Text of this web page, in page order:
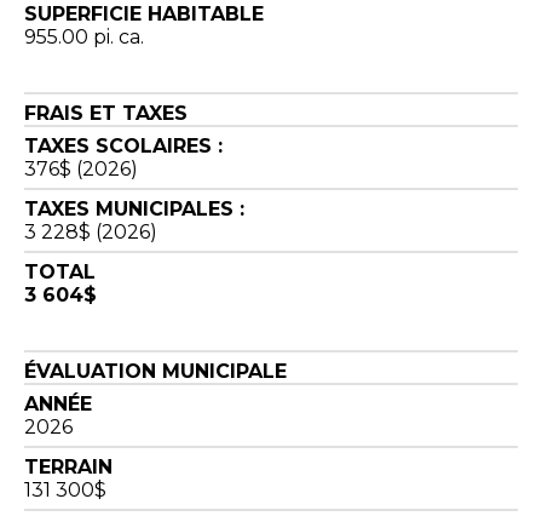
SUPERFICIE HABITABLE
955.00 pi. ca.
FRAIS ET TAXES
TAXES SCOLAIRES :
376$ (2026)
TAXES MUNICIPALES :
3 228$ (2026)
TOTAL
3 604$
ÉVALUATION MUNICIPALE
ANNÉE
2026
TERRAIN
131 300$